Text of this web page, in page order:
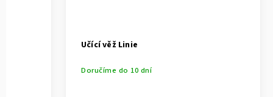
Učící věž Linie
Doručíme do 10 dní